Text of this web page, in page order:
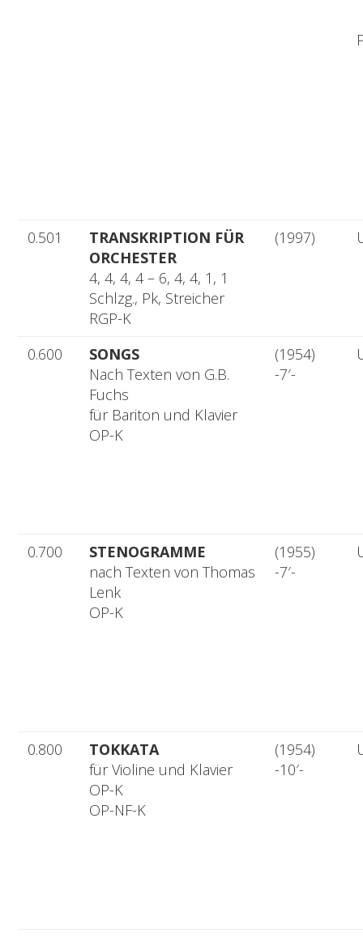
0.501
TRANSKRIPTION FÜR
ORCHESTER
4, 4, 4, 4 – 6, 4, 4, 1, 1
Schlzg., Pk, Streicher
RGP-K
(1997)
0.600
SONGS
Nach Texten von G.B.
Fuchs
für Bariton und Klavier
OP-K
(1954)
-7′-
0.700
STENOGRAMME
nach Texten von Thomas
Lenk
OP-K
(1955)
-7′-
0.800
TOKKATA
für Violine und Klavier
OP-K
OP-NF-K
(1954)
-10′-